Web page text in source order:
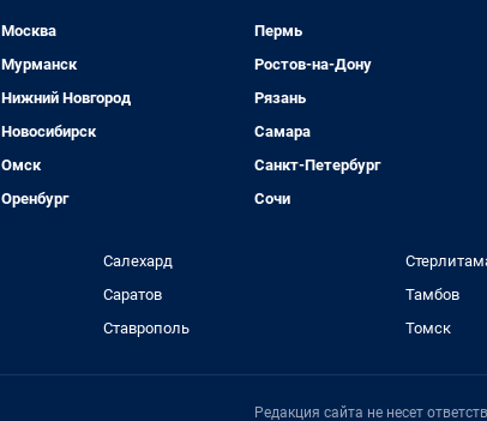
Москва
Мурманск
Нижний Новгород
Новосибирск
Омск
Оренбург
Пермь
Ростов-на-Дону
Рязань
Самара
Санкт-Петербург
Сочи
Салехард
Саратов
Ставрополь
Тамбов
Томск
Редакция сайта не несет